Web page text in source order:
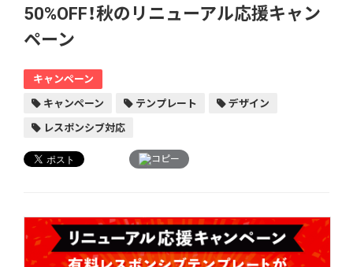
50%OFF！秋のリニューアル応援キャン
ペーン
キャンペーン
キャンペーン テンプレート デザイン
レスポンシブ対応
コピー